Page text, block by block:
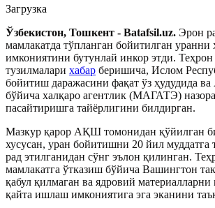
Загрузка
Ўзбекистон, Тошкент - Batafsil.uz. Эрон
мамлакатда тўпланган бойитилган
имкониятини бутунлай инкор этди.
тузилмалари хабар беришича, Ислом
бойитиш даражасини фақат ўз ҳудудида ва
бўйича халқаро агентлик (МАГАТЭ)
пасайтиришга тайёрлигини билдирган.
Мазкур қарор АҚШ томонидан қўйилган
хусусан, уран бойитишни 20 йил муддатга
рад этилганидан сўнг эълон қилинган.
мамлакатга ўтказиш бўйича Вашингтон
қабул қилмаган ва ядровий
қайта ишлаш имкониятига эга эканини